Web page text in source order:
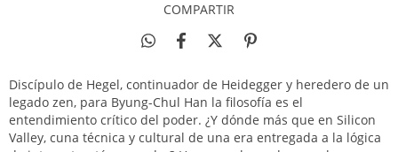
COMPARTIR
Discípulo de Hegel, continuador de Heidegger y heredero de un
legado zen, para Byung-Chul Han la filosofía es el
entendimiento crítico del poder. ¿Y dónde más que en Silicon
Valley, cuna técnica y cultural de una era entregada a la lógica